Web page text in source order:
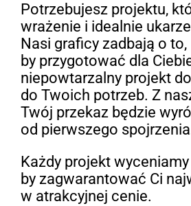
Potrzebujesz projektu,
wrażenie i idealnie
Nasi graficy zadbają o to,
by przygotować dla
niepowtarzalny projekt
do Twoich potrzeb. Z
Twój przekaz będzie
od pierwszego
Każdy projekt
by zagwarantować Ci
w atrakcyjnej cenie.